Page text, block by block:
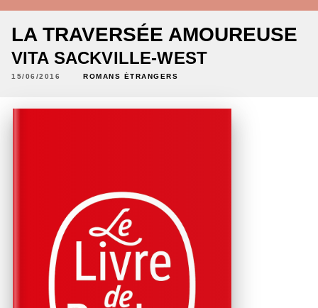
LA TRAVERSÉE AMOUREUSE
VITA SACKVILLE-WEST
15/06/2016 ROMANS ÉTRANGERS